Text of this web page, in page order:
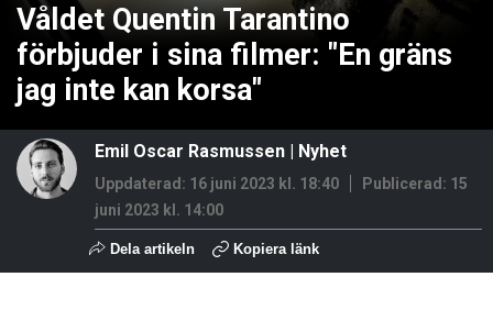
Våldet Quentin Tarantino
förbjuder i sina filmer: "En gräns
jag inte kan korsa"
Emil Oscar Rasmussen | Nyhet
Uppdaterad: 16 juni 2023 kl. 18:40 Publicerad: 15
juni 2023 kl. 14:00
Dela artikeln Kopiera länk